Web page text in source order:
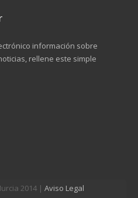
información sobre
rellene este simple
2014 | Aviso Legal